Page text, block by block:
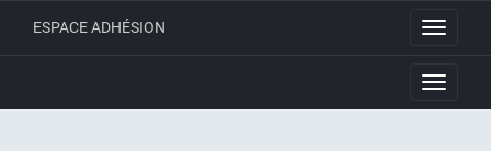
Toggle
ESPACE ADHÉSION
Toggle